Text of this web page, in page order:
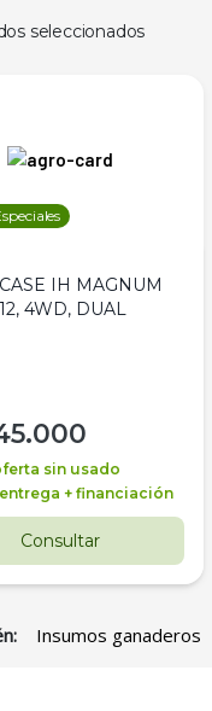
seleccionados
IH MAGNUM
4WD, DUAL
sin usado
+ financiación
Consultar
Insumos ganaderos